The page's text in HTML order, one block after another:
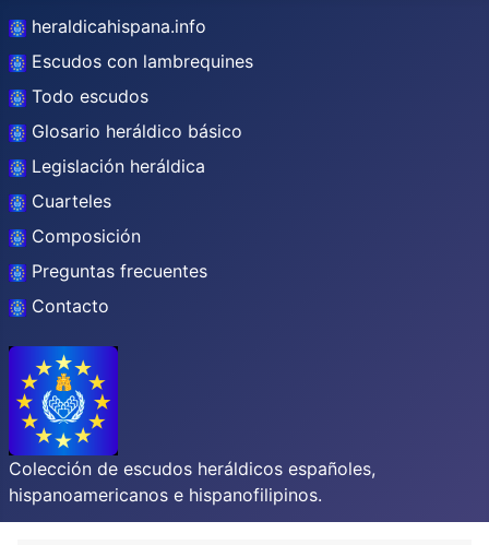
heraldicahispana.info
Escudos con lambrequines
Todo escudos
Glosario heráldico básico
Legislación heráldica
Cuarteles
Composición
Preguntas frecuentes
Contacto
Colección de escudos heráldicos españoles,
hispanoamericanos e hispanofilipinos.